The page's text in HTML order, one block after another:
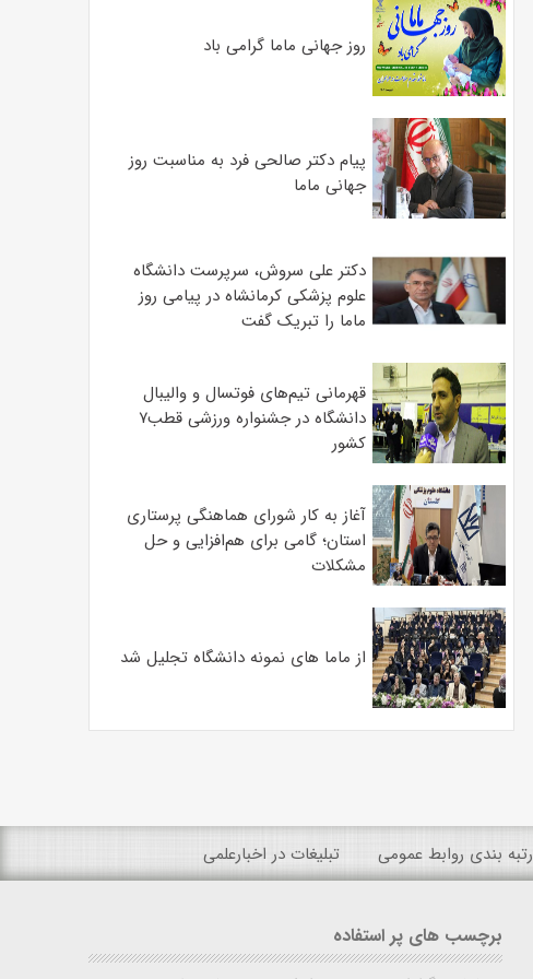
روز جهانی ماما گرامی باد
پیام دکتر صالحی فرد به مناسبت روز
جهانی ماما
دکتر علی سروش، سرپرست دانشگاه
علوم پزشکی کرمانشاه در پیامی روز
ماما را تبریک گفت
قهرمانی تیم‌های فوتسال و والیبال
دانشگاه در جشنواره ورزشی قطب۷
کشور
آغاز به کار شورای هماهنگی پرستاری
استان؛ گامی برای هم‌افزایی و حل
مشکلات
از ماما های نمونه دانشگاه تجلیل شد
رتبه بندی روابط عمومی تبلیغات در اخبارعلمی
برچسب های پر استفاده